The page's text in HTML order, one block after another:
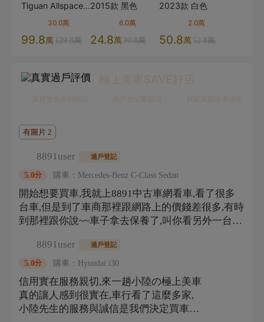
Tiguan Allspace
白色
30.0萬
99.8萬129.8萬
2015款 黑色
6.0萬
24.8萬30.8萬
2023款 白色
2.0萬
50.8萬52.8萬
極上美車SAVE好店
買賣雙方資料驗證 過戶登記書驗證 買家真實購車感受
有圖片 2
8891user 過戶登記
5.0分 購車： Mercedes-Benz C-Class Sedan
開始想要買車,我就上8891中古車網看車,看了很多
台車,但是到了車商那裡跟網路上的價錢差很多,有時
到那裡跟你說~~車子拿去保養了,叫你看另外一台車,
の極上美車 的車,覺得小陸的評價很好,車子照片也
很漂亮,於是就跟小陸連絡到現場看車,沒想到車子比
照片還要漂亮,實際也是要賣網路上寫的價錢,真的是
實車實價,只能說讚,讓我挖到寶了,謝謝小陸先生能
讓我找到一部我真心喜愛的車,下次還要再買車的話,
一定會再去找你的...
8891user 過戶登記
5.0分 購車： Hyundai i30
信用實在服務親切,來一趟小陸の極上美車
真的讓人感到很實在,車行看了這麼多家,
小陸先生的服務與誠信是我們決定買車的